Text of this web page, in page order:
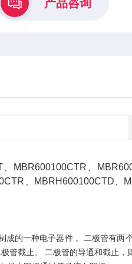
产品咨询
MBR600100CTR、
、MBRH600100CTD、
成的一种电子器件 。二极管有
管截止。 二极管的导通和截止，